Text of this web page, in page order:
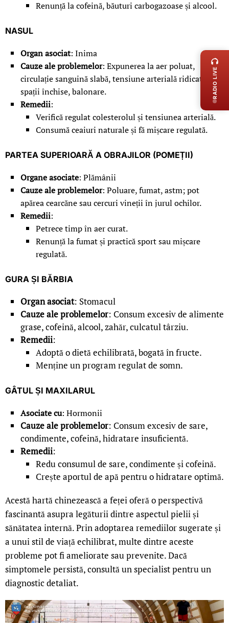
Renunță la cofeină, băuturi carbogazoase și alcool.
NASUL
Organ asociat: Inima
Cauze ale problemelor: Expunerea la aer poluat,
circulație sanguină slabă, tensiune arterială ridicată,
spații închise, balonare.
Remedii:
Verifică regulat colesterolul și tensiunea arterială.
Consumă ceaiuri naturale și fă mișcare regulată.
PARTEA SUPERIOARĂ A OBRAJILOR (POMEȚII)
Organe asociate: Plămânii
Cauze ale problemelor: Poluare, fumat, astm; pot
apărea cearcăne sau cercuri vineții în jurul ochilor.
Remedii:
Petrece timp în aer curat.
Renunță la fumat și practică sport sau mișcare
regulată.
GURA ȘI BĂRBIA
Organ asociat: Stomacul
Cauze ale problemelor: Consum excesiv de alimente
grase, cofeină, alcool, zahăr, culcatul târziu.
Remedii:
Adoptă o dietă echilibrată, bogată în fructe.
Menține un program regulat de somn.
GÂTUL ȘI MAXILARUL
Asociate cu: Hormonii
Cauze ale problemelor: Consum excesiv de sare,
condimente, cofeină, hidratare insuficientă.
Remedii:
Redu consumul de sare, condimente și cofeină.
Crește aportul de apă pentru o hidratare optimă.
Acestă hartă chinezească a feței oferă o perspectivă
fascinantă asupra legăturii dintre aspectul pielii și
sănătatea internă. Prin adoptarea remediilor sugerate și
a unui stil de viață echilibrat, multe dintre aceste
probleme pot fi ameliorate sau prevenite. Dacă
simptomele persistă, consultă un specialist pentru un
diagnostic detaliat.
RADIO LIVE